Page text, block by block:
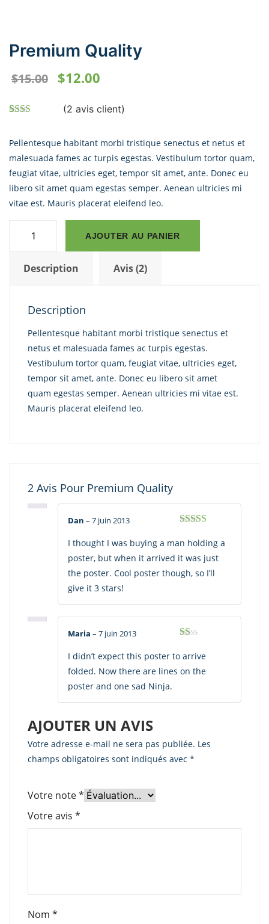
Premium Quality
$15.00
Le
initial
$12.00
actuel
sur 5
sur
notations
client
(2 avis client)
Pellentesque habitant morbi tristique senectus et netus et
malesuada fames ac turpis egestas. Vestibulum tortor quam,
feugiat vitae, ultricies eget, tempor sit amet, ante. Donec eu
libero sit amet quam egestas semper. Aenean ultricies mi
vitae est. Mauris placerat eleifend leo.
Quality
AJOUTER AU PANIER
Description Avis (2)
Description
Pellentesque habitant morbi tristique senectus et
netus et malesuada fames ac turpis egestas.
Vestibulum tortor quam, feugiat vitae, ultricies eget,
tempor sit amet, ante. Donec eu libero sit amet
quam egestas semper. Aenean ultricies mi vitae est.
Mauris placerat eleifend leo.
2 Avis Pour Premium Quality
sur 5
Dan – 7 juin 2013
I thought I was buying a man holding a
poster, but when it arrived it was just
the poster. Cool poster though, so I’ll
give it 3 stars!
1
5
Maria – 7 juin 2013
I didn’t expect this poster to arrive
folded. Now there are lines on the
poster and one sad Ninja.
AJOUTER UN AVIS
Votre adresse e-mail ne sera pas publiée. Les
champs obligatoires sont indiqués avec *
Votre note*
Votre avis *
Nom *